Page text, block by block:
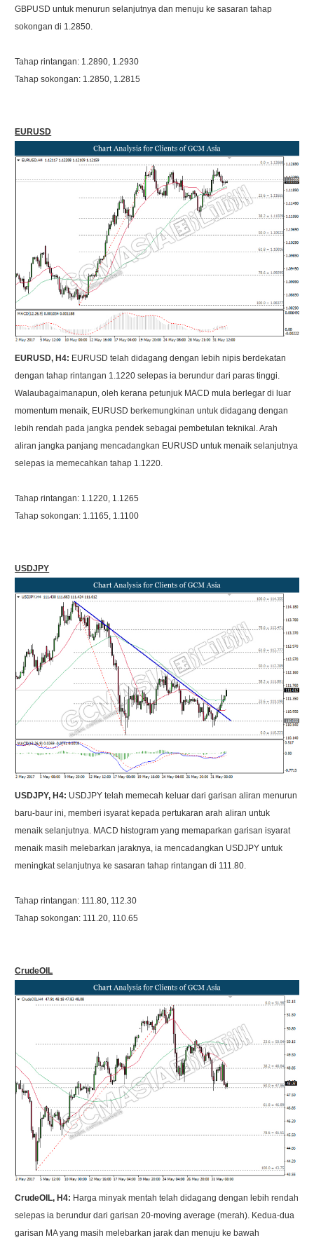
GBPUSD untuk menurun selanjutnya dan menuju ke sasaran tahap
sokongan di 1.2850.
Tahap rintangan: 1.2890, 1.2930
Tahap sokongan: 1.2850, 1.2815
EURUSD
EURUSD, H4: EURUSD telah didagang dengan lebih nipis berdekatan
dengan tahap rintangan 1.1220 selepas ia berundur dari paras tinggi.
Walaubagaimanapun, oleh kerana petunjuk MACD mula berlegar di luar
momentum menaik, EURUSD berkemungkinan untuk didagang dengan
lebih rendah pada jangka pendek sebagai pembetulan teknikal. Arah
aliran jangka panjang mencadangkan EURUSD untuk menaik selanjutnya
selepas ia memecahkan tahap 1.1220.
Tahap rintangan: 1.1220, 1.1265
Tahap sokongan: 1.1165, 1.1100
USDJPY
USDJPY, H4: USDJPY telah memecah keluar dari garisan aliran menurun
baru-baur ini, memberi isyarat kepada pertukaran arah aliran untuk
menaik selanjutnya. MACD histogram yang memaparkan garisan isyarat
menaik masih melebarkan jaraknya, ia mencadangkan USDJPY untuk
meningkat selanjutnya ke sasaran tahap rintangan di 111.80.
Tahap rintangan: 111.80, 112.30
Tahap sokongan: 111.20, 110.65
CrudeOIL
CrudeOIL, H4: Harga minyak mentah telah didagang dengan lebih rendah
selepas ia berundur dari garisan 20-moving average (merah). Kedua-dua
garisan MA yang masih melebarkan jarak dan menuju ke bawah